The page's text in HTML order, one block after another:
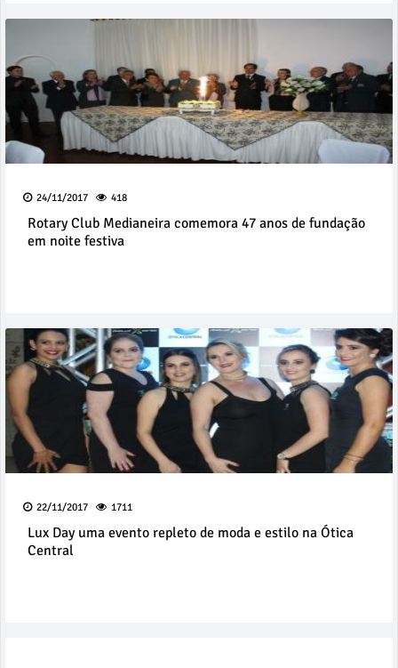
24/11/2017 418
Rotary Club Medianeira comemora 47 anos de fundação
em noite festiva
22/11/2017 1711
Lux Day uma evento repleto de moda e estilo na Ótica
Central